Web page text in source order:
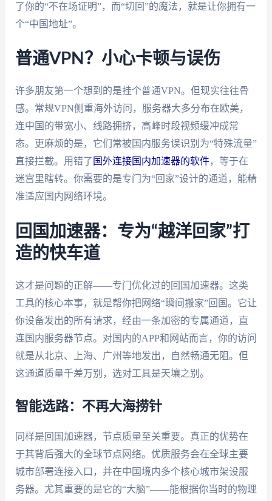
了你的“不在场证明”，而“切回”的魔法，就是让你拥有一
个“中国地址”。
普通VPN？小心卡顿与误伤
许多朋友第一个想到的是挂个普通VPN。但现实往往骨
感。常规VPN侧重海外访问，服务器大多分布在欧美，
连中国的带宽小、线路拥挤，高峰时段视频缓冲成常
态。更麻烦的是，它们常被国内服务误识别为“特殊流量”
直接拦截。用错了 国外连接国内加速器的软件，等于在
迷宫里瞎转。你需要的是专门为“回家”设计的通道，能精
准适应国内网络环境。
回国加速器：专为“越洋回家”打
造的快车道
这才是问题的正解——专门优化过的回国加速器。这类
工具的核心本事，就是帮你把网络“瞬间搬家”回国。它让
你设备发出的所有请求，经由一条加密的专属通道，直
连国内服务器节点。对国内的APP和网站而言，你的访问
就是从北京、上海、广州等地发出，自然畅通无阻。但
这通道质量千差万别，选对工具是天壤之别。
智能选路：不再大海捞针
同样是回国加速器，节点质量至关重要。真正的优势在
于其背后强大的全球节点网络。优质服务会在全球主要
城市部署连接入口，并在中国境内多个核心城市架设服
务器。尤其重要的是它的“大脑”——能根据你当时的物理